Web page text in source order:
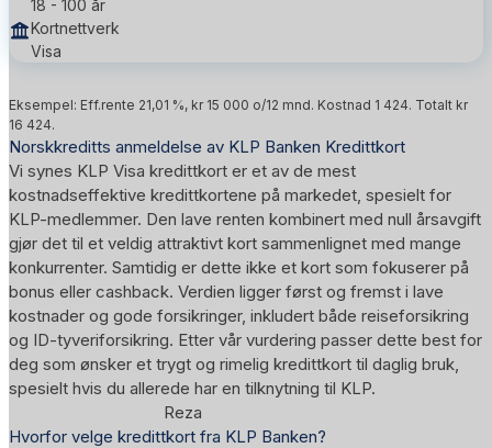
18 - 100 år
Kortnettverk
Visa
Eksempel: Eff.rente 21,01 %, kr 15 000 o/12 mnd. Kostnad 1 424. Totalt kr
16 424.
Norskkreditts anmeldelse av KLP Banken Kredittkort
Vi synes KLP Visa kredittkort er et av de mest
kostnadseffektive kredittkortene på markedet, spesielt for
KLP-medlemmer. Den lave renten kombinert med null årsavgift
gjør det til et veldig attraktivt kort sammenlignet med mange
konkurrenter. Samtidig er dette ikke et kort som fokuserer på
bonus eller cashback. Verdien ligger først og fremst i lave
kostnader og gode forsikringer, inkludert både reiseforsikring
og ID-tyveriforsikring. Etter vår vurdering passer dette best for
deg som ønsker et trygt og rimelig kredittkort til daglig bruk,
spesielt hvis du allerede har en tilknytning til KLP.
Reza
Hvorfor velge kredittkort fra KLP Banken?